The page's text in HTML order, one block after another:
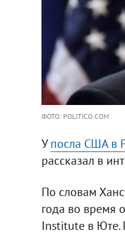
ФОТО: POLITICO.COM
Упосла США в
рассказал в
По словам
года во время
Institute в Юте.